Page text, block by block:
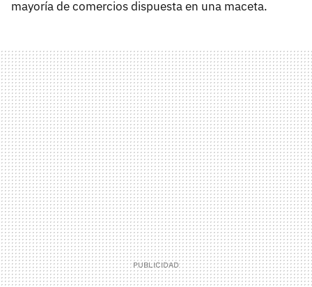
mayoría de comercios dispuesta en una maceta.